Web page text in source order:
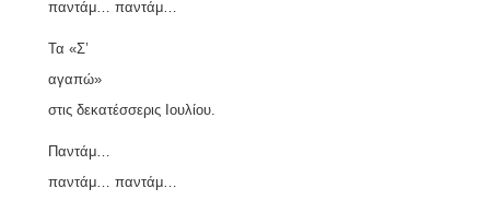
παντάμ… παντάμ…
Τα «Σ’
αγαπώ»
στις δεκατέσσερις Ιουλίου.
Παντάμ…
παντάμ… παντάμ…